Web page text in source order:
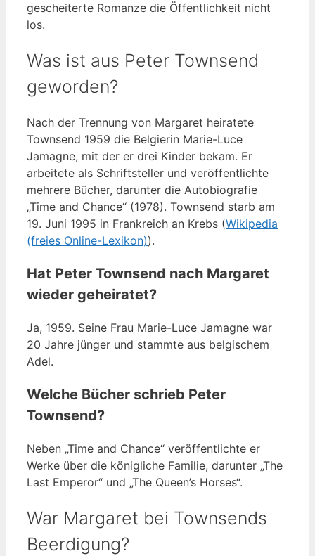
gescheiterte Romanze die Öffentlichkeit nicht
los.
Was ist aus Peter Townsend
geworden?
Nach der Trennung von Margaret heiratete
Townsend 1959 die Belgierin Marie-Luce
Jamagne, mit der er drei Kinder bekam. Er
arbeitete als Schriftsteller und veröffentlichte
mehrere Bücher, darunter die Autobiografie
„Time and Chance“ (1978). Townsend starb am
19. Juni 1995 in Frankreich an Krebs (Wikipedia
(freies Online-Lexikon)).
Hat Peter Townsend nach Margaret
wieder geheiratet?
Ja, 1959. Seine Frau Marie-Luce Jamagne war
20 Jahre jünger und stammte aus belgischem
Adel.
Welche Bücher schrieb Peter
Townsend?
Neben „Time and Chance“ veröffentlichte er
Werke über die königliche Familie, darunter „The
Last Emperor“ und „The Queen’s Horses“.
War Margaret bei Townsends
Beerdigung?